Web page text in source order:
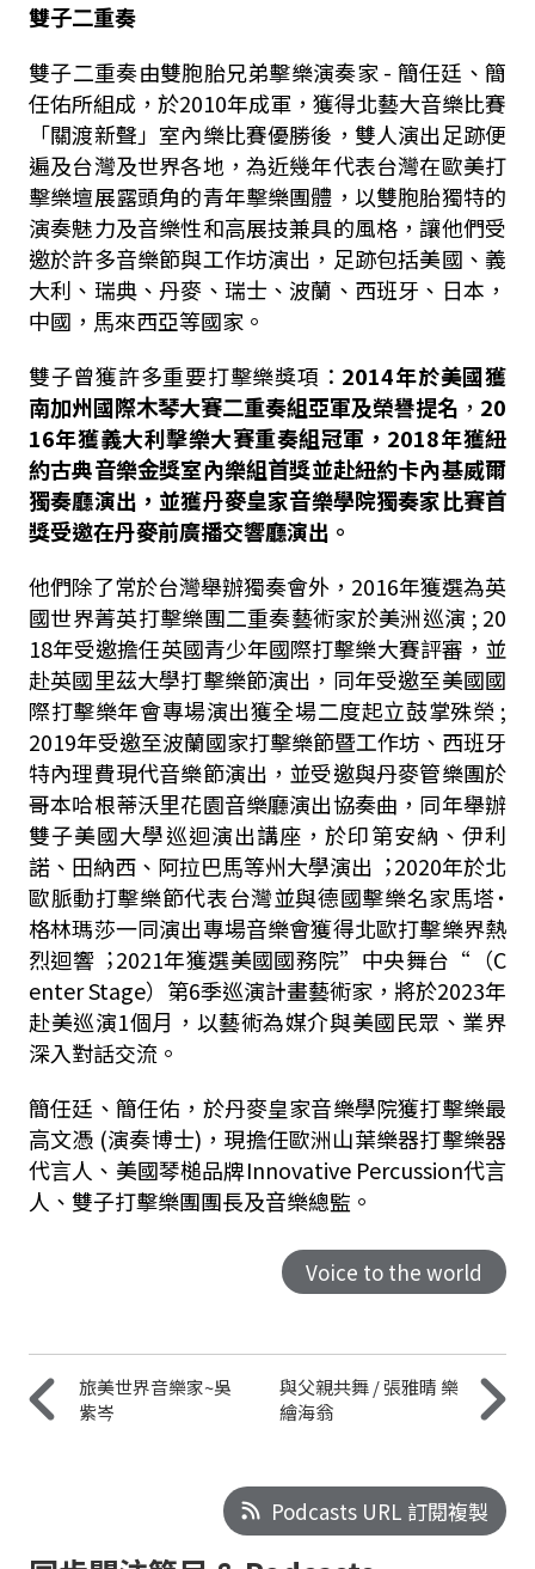
雙⼦⼆重奏
雙⼦⼆重奏由雙胞胎兄弟擊樂演奏家 - 簡任廷、簡
任佑所組成，於2010年成軍，獲得北藝⼤⾳樂比賽
「關渡新聲」室內樂比賽優勝後，雙⼈演出⾜跡便
遍及台灣及世界各地，為近幾年代表台灣在歐美打
擊樂壇展露頭角的青年擊樂團體，以雙胞胎獨特的
演奏魅⼒及⾳樂性和⾼展技兼具的風格，讓他們受
邀於許多⾳樂節與⼯作坊演出，⾜跡包括美國、義
⼤利、瑞典、丹⿆、瑞⼠、波蘭、西班牙、⽇本，
中國，⾺來西亞等國家。
雙⼦曾獲許多重要打擊樂獎項： 2014年於美國獲
南加州國際⽊琴⼤賽⼆重奏組亞軍及榮譽提名 ， 20
16年獲義⼤利擊樂⼤賽重奏組冠軍，2018年獲紐
約古典⾳樂⾦獎室內樂組⾸獎並赴紐約卡內基威爾
獨奏廳演出，並獲丹⿆皇家⾳樂學院獨奏家比賽⾸
獎受邀在丹⿆前廣播交響廳演出。
他們除了常於台灣舉辦獨奏會外，2016年獲選為英
國世界菁英打擊樂團⼆重奏藝術家於美洲巡演 ; 20
18年受邀擔任英國青少年國際打擊樂⼤賽評審，並
赴英國⾥茲⼤學打擊樂節演出，同年受邀至美國國
際打擊樂年會專場演出獲全場⼆度起⽴⿎掌殊榮 ;
2019年受邀至波蘭國家打擊樂節暨⼯作坊、西班牙
特內理費現代⾳樂節演出，並受邀與丹⿆管樂團於
哥本哈根蒂沃⾥花園⾳樂廳演出協奏曲，同年舉辦
雙⼦美國⼤學巡迴演出講座，於印第安納、伊利
諾、⽥納西、阿拉巴⾺等州⼤學演出︔2020年於北
歐脈動打擊樂節代表台灣並與德國擊樂名家⾺塔˙
格林瑪莎⼀同演出專場⾳樂會獲得北歐打擊樂界熱
烈迴響︔2021年獲選美國國務院”中央舞台“（C
enter Stage）第6季巡演計畫藝術家，將於2023年
赴美巡演1個⽉，以藝術為媒介與美國民眾、業界
深入對話交流。
簡任廷、簡任佑，於丹⿆皇家⾳樂學院獲打擊樂最
⾼⽂憑 (演奏博⼠)，現擔任歐洲山葉樂器打擊樂器
代⾔⼈、美國琴槌品牌Innovative Percussion代⾔
⼈、雙⼦打擊樂團團長及⾳樂總監。
Voice to the world
旅美世界音樂家~吳
紫岑
與父親共舞 / 張雅晴 樂
繪海翁
Podcasts URL 訂閱複製